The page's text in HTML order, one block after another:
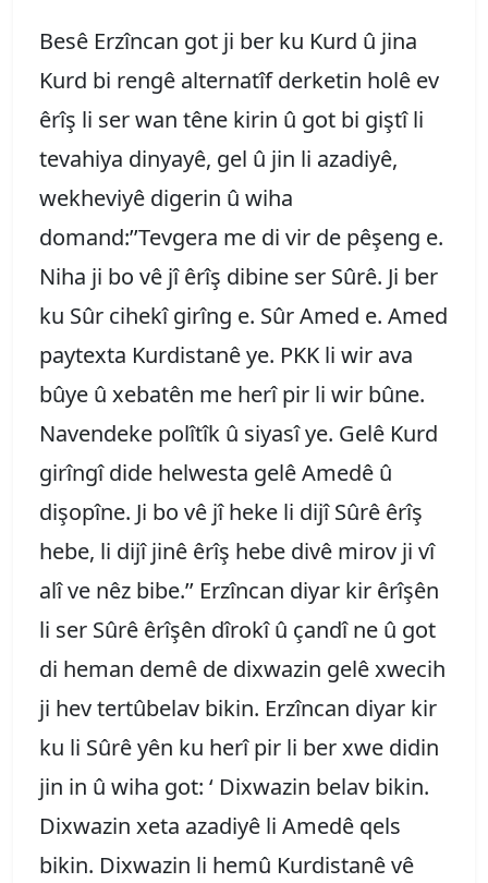
Besê Erzîncan got ji ber ku Kurd û jina
Kurd bi rengê alternatîf derketin holê ev
êrîş li ser wan têne kirin û got bi giştî li
tevahiya dinyayê, gel û jin li azadiyê,
wekheviyê digerin û wiha
domand:’’Tevgera me di vir de pêşeng e.
Niha ji bo vê jî êrîş dibine ser Sûrê. Ji ber
ku Sûr cihekî girîng e. Sûr Amed e. Amed
paytexta Kurdistanê ye. PKK li wir ava
bûye û xebatên me herî pir li wir bûne.
Navendeke polîtîk û siyasî ye. Gelê Kurd
girîngî dide helwesta gelê Amedê û
dişopîne. Ji bo vê jî heke li dijî Sûrê êrîş
hebe, li dijî jinê êrîş hebe divê mirov ji vî
alî ve nêz bibe.’’ Erzîncan diyar kir êrîşên
li ser Sûrê êrîşên dîrokî û çandî ne û got
di heman demê de dixwazin gelê xwecih
ji hev tertûbelav bikin. Erzîncan diyar kir
ku li Sûrê yên ku herî pir li ber xwe didin
jin in û wiha got: ‘ Dixwazin belav bikin.
Dixwazin xeta azadiyê li Amedê qels
bikin. Dixwazin li hemû Kurdistanê vê